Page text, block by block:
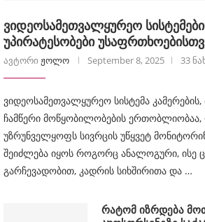
ვიდეოსამეთვალყურეო
უპირატესობები
ავტორი ჟოლო September 8, 2025 33
ვიდეოსამეთვალყურეო სისტემა
ჩამწერი მოწყობილობების
უზრუნველყოფს სივრცის უწყვეტ
შეიძლება იყოს როგორც ანალოგური, ისე
გარჩევადობით, კადრის სიხშირითა და …
რატომ იზრდება